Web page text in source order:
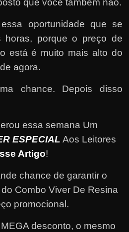
que você também não.
oportunidade que se
horas, porque o preço de
está é muito mais alto do
agora.
chance. Depois disso
essa semana Um
ESPECIAL Aos Leitores
Artigo!
chance de garantir o
Combo Viver De Resina
promocional.
desconto, o mesmo